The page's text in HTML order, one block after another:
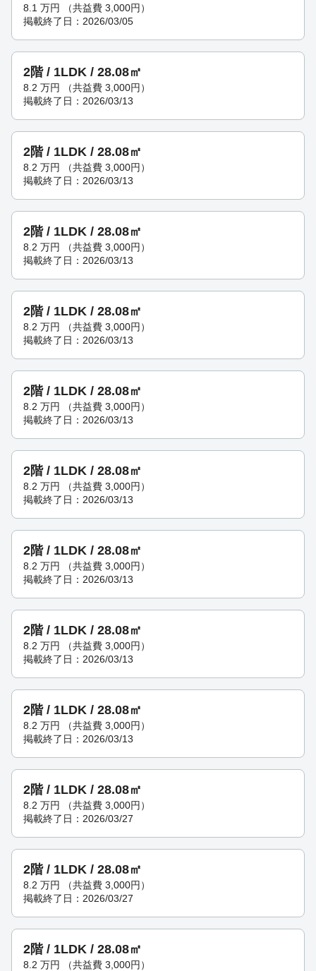
8.1 万円 （共益費 3,000円）
掲載終了日：2026/03/05
2階 / 1LDK / 28.08㎡
8.2 万円 （共益費 3,000円）
掲載終了日：2026/03/13
2階 / 1LDK / 28.08㎡
8.2 万円 （共益費 3,000円）
掲載終了日：2026/03/13
2階 / 1LDK / 28.08㎡
8.2 万円 （共益費 3,000円）
掲載終了日：2026/03/13
2階 / 1LDK / 28.08㎡
8.2 万円 （共益費 3,000円）
掲載終了日：2026/03/13
2階 / 1LDK / 28.08㎡
8.2 万円 （共益費 3,000円）
掲載終了日：2026/03/13
2階 / 1LDK / 28.08㎡
8.2 万円 （共益費 3,000円）
掲載終了日：2026/03/13
2階 / 1LDK / 28.08㎡
8.2 万円 （共益費 3,000円）
掲載終了日：2026/03/13
2階 / 1LDK / 28.08㎡
8.2 万円 （共益費 3,000円）
掲載終了日：2026/03/13
2階 / 1LDK / 28.08㎡
8.2 万円 （共益費 3,000円）
掲載終了日：2026/03/13
2階 / 1LDK / 28.08㎡
8.2 万円 （共益費 3,000円）
掲載終了日：2026/03/27
2階 / 1LDK / 28.08㎡
8.2 万円 （共益費 3,000円）
掲載終了日：2026/03/27
2階 / 1LDK / 28.08㎡
8.2 万円 （共益費 3,000円）